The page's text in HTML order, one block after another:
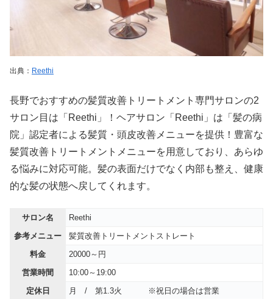
出典： Reethi
長野でおすすめの髪質改善トリートメント専門サロンの2
サロン目は「Reethi」！ヘアサロン「Reethi」は「髪の病
院」認定者による髪質・頭皮改善メニューを提供！豊富な
髪質改善トリートメントメニューを用意しており、あらゆ
る悩みに対応可能。髪の表面だけでなく内部も整え、健康
的な髪の状態へ戻してくれます。
サロン名
Reethi
参考メニュー
髪質改善トリートメントストレート
料金
20000～円
営業時間
10:00～19:00
定休日
月 / 第1.3火 ※祝日の場合は営業